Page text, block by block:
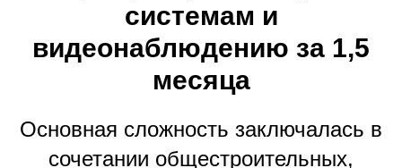
системам и
видеонаблюдению за 1,5
месяца
Основная сложность заключалась в
сочетании общестроительных,